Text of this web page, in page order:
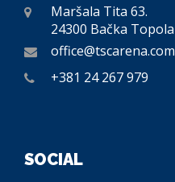
Maršala Tita 63.
24300 Bačka Topola
office@tscarena.com
+381 24 267 979
SOCIAL